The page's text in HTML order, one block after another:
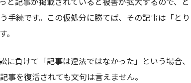
手続です。この仮処分に勝てば、その記事は「とり
負けて「記事は違法ではなかった」という場合、
を復活されても文句は言えません。